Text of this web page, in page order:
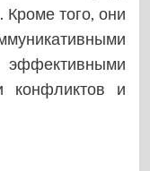
того, они
конфликтов и